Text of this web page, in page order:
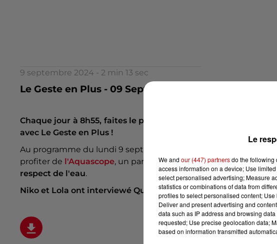
9 septembre 2024 - 2 min 13 sec
Le Geste en Plus - 09 Septembre - Un cercle
Chaque jour à 8h55, faites le plein de bonnes idées pour
avec Le Geste en Plus !
Au programme du lundi 9 septembre : depuis cet été, les
profiter de l'Aquascope, un parc aquatique immersif de7 000
respect de l'eau.
Niko et Lola ont interviewé Quentin, chef de projet pour
Le
We and our (447) partnersdo the following
access information on a device; Use
select personalised advertising; Measure
statistics or combinations of data from
profiles to select personalised content;
Deliver and present advertising and
data such as IP address and browsing
requested; Use precise geolocation data;
based on information transmitted